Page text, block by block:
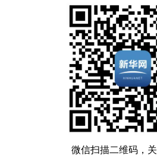
微信扫描二维码，